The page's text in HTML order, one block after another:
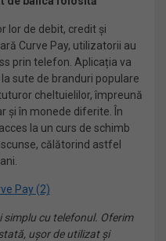
lor de debit, credit și
Curve Pay, utilizatorii au
prin telefon. Aplicația va
sute de branduri populare
cheltuielilor, împreună
și în monede diferite. În
la un curs de schimb
călătorind astfel
simplu cu telefonul. Oferim
ușor de utilizat și